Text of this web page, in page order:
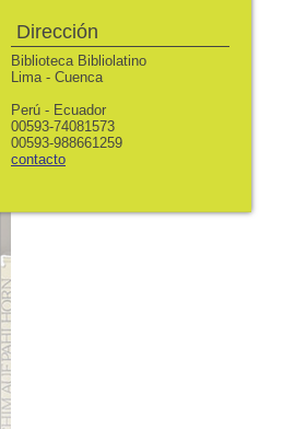
Dirección
Biblioteca Bibliolatino
Lima - Cuenca
Perú - Ecuador
00593-74081573
00593-988661259
contacto